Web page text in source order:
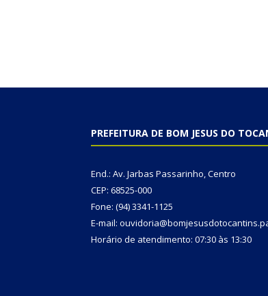
PREFEITURA DE BOM JESUS DO
End.: Av. Jarbas Passarinho, Centro
CEP: 68525-000
Fone: (94) 3341-1125
E-mail:
Horário de atendimento: 07:30 às 13:30